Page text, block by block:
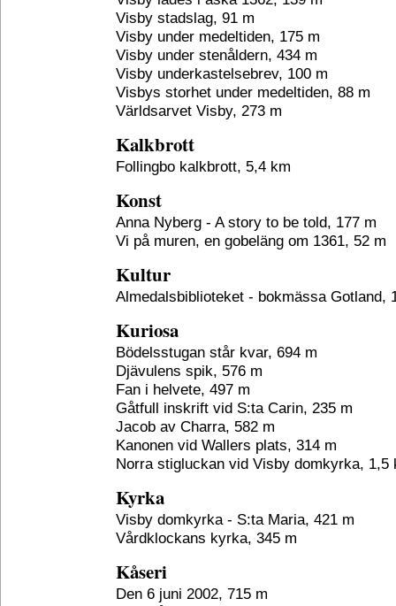
Visby stadslag, 91 m
Visby under medeltiden, 175 m
Visby under stenåldern, 434 m
Visby underkastelsebrev, 100 m
Visbys storhet under medeltiden, 88 m
Världsarvet Visby, 273 m
Kalkbrott
Follingbo kalkbrott, 5,4 km
Konst
Anna Nyberg - A story to be told, 177 m
Vi på muren, en gobeläng om 1361, 52 m
Kultur
Almedalsbiblioteket - bokmässa Gotland,
Kuriosa
Bödelsstugan står kvar, 694 m
Djävulens spik, 576 m
Fan i helvete, 497 m
Gåtfull inskrift vid S:ta Carin, 235 m
Jacob av Charra, 582 m
Kanonen vid Wallers plats, 314 m
Norra stigluckan vid Visby domkyrka, 1,5
Kyrka
Visby domkyrka - S:ta Maria, 421 m
Vårdklockans kyrka, 345 m
Kåseri
Den 6 juni 2002, 715 m